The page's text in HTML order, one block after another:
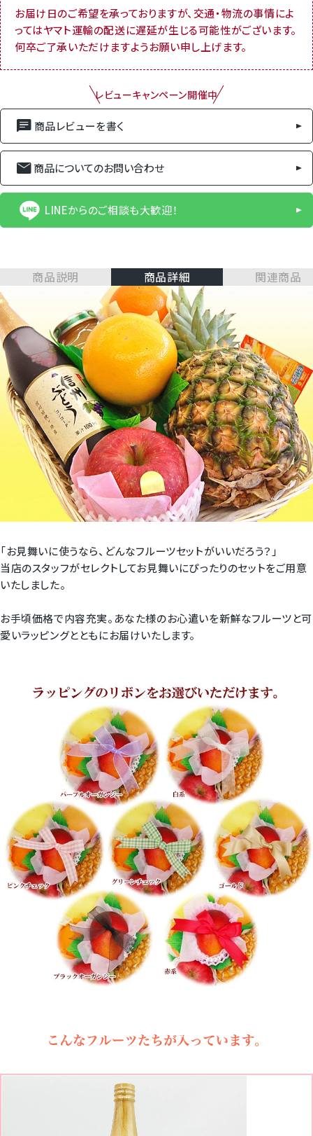
お届け日のご希望を承っておりますが、交通・物流の事情によ
ってはヤマト運輸の配送に遅延が生じる可能性がございます。
何卒ご了承いただけますようお願い申し上げます。
レビューキャンペーン開催中
商品レビューを書く
商品についてのお問い合わせ
LINEからのご相談も大歓迎！
商品説明 商品詳細 関連商品
「お見舞いに使うなら、どんなフルーツセットがいいだろう？」
当店のスタッフがセレクトしてお見舞いにぴったりのセットをご用意
いたしました。
お手頃価格で内容充実。あなた様のお心遣いを新鮮なフルーツと可
愛いラッピングとともにお届けいたします。